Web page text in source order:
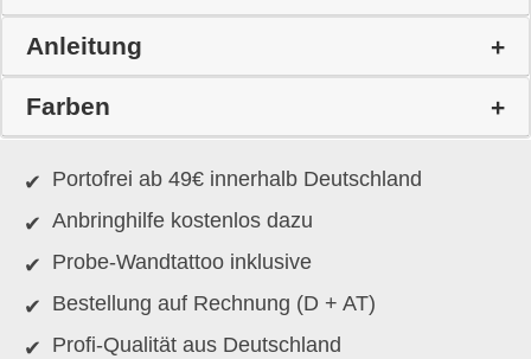
Anleitung
Farben
Portofrei ab 49€ innerhalb Deutschland
Anbringhilfe kostenlos dazu
Probe-Wandtattoo inklusive
Bestellung auf Rechnung (D + AT)
Profi-Qualität aus Deutschland